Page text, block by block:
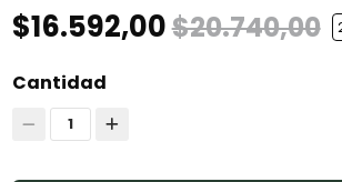
$16.592,00$20.740,00
Cantidad
1